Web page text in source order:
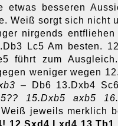
etwas besseren
Weiß sorgt sich nicht
nirgends entfliehen
Lc5 Am besten.
führt zum
weniger wegen
–
Db6 13.Dxb4
15.Dxb5 axb5
jeweils merklich
12.Sxd4 Lxd4 13.Tb1